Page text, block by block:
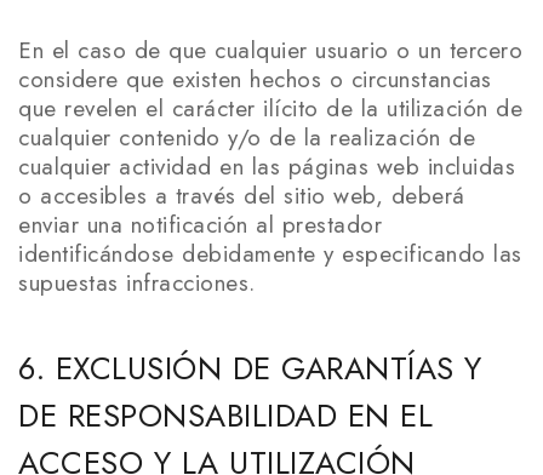
En el caso de que cualquier usuario o un tercero
considere que existen hechos o circunstancias
que revelen el carácter ilícito de la utilización de
cualquier contenido y/o de la realización de
cualquier actividad en las páginas web incluidas
o accesibles a través del sitio web, deberá
enviar una notificación al prestador
identificándose debidamente y especificando las
supuestas infracciones.
6. EXCLUSIÓN DE GARANTÍAS Y
DE RESPONSABILIDAD EN EL
ACCESO Y LA UTILIZACIÓN